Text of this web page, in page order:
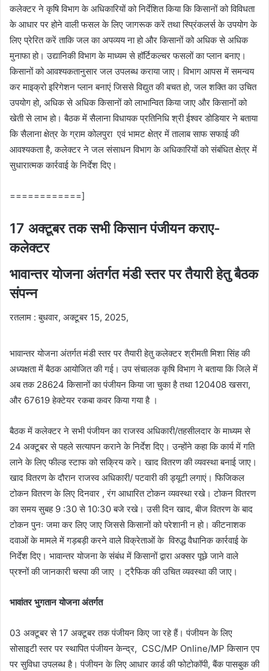
कलेक्टर ने कृषि विभाग के अधिकारियों को निर्देशित किया कि किसानों को विविधता
के आधार पर होने वाली फसल के लिए जागरूक करें तथा स्प्रिंकलर्स के उपयोग के
लिए प्रेरित करें ताकि जल का अपव्यय ना हो और किसानों को अधिक से अधिक
मुनाफा हो। उद्यानिकी विभाग के माध्यम से हॉर्टिकल्चर फसलों का प्लान बनाए।
किसानों को आवश्यकतानुसार जल उपलब्ध कराया जाए। विभाग आपस में समन्वय
कर माइक्रो इरिगेशन प्लान बनाएं जिससे विद्युत की बचत हो, जल शक्ति का उचित
उपयोग हो, अधिक से अधिक किसानों को लाभान्वित किया जाए और किसानों को
खेती से लाभ हो। बैठक में सैलाना विधायक प्रतिनिधि श्री ईश्वर डोडियार ने बताया
कि सैलाना क्षेत्र के ग्राम कोलपुरा एवं भामट क्षेत्र में तालाब साफ सफाई की
आवश्यकता है, कलेक्टर ने जल संसाधन विभाग के अधिकारियों को संबंधित क्षेत्र में
सुधारात्मक कार्रवाई के निर्देश दिए।
============]
17 अक्टूबर तक सभी किसान पंजीयन कराए-
कलेक्टर
भावान्तर योजना अंतर्गत मंडी स्तर पर तैयारी हेतु बैठक
संपन्न
रतलाम : बुधवार, अक्टूबर 15, 2025,
भावान्तर योजना अंतर्गत मंडी स्तर पर तैयारी हेतु कलेक्टर श्रीमती मिशा सिंह की
अध्यक्षता में बैठक आयोजित की गई। उप संचालक कृषि विभाग ने बताया कि जिले में
अब तक 28624 किसानों का पंजीयन किया जा चुका है तथा 120408 खसरा,
और 67619 हेक्टेयर रकबा कवर किया गया है ।
बैठक में कलेक्टर ने सभी पंजीयन का राजस्व अधिकारी/तहसीलदार के माध्यम से
24 अक्टूबर से पहले सत्यापन कराने के निर्देश दिए। उन्होंने कहा कि कार्य में गति
लाने के लिए फील्ड स्टाफ को सक्रिय करे। खाद वितरण की व्यवस्था बनाई जाए।
खाद वितरण के दौरान राजस्व अधिकारी/ पटवारी की ड्यूटी लगाएं। फिजिकल
टोकन वितरण के लिए दिनवार , रंग आधारित टोकन व्यवस्था रखे। टोकन वितरण
का समय सुबह 9 :30 से 10:30 बजे रखे। उसी दिन खाद, बीज वितरण के बाद
टोकन पुनः जमा कर लिए जाए जिससे किसानों को परेशानी न हो। कीटनाशक
दवाओं के मामले में गड़बड़ी करने वाले विक्रेताओं के विरुद्ध वैधानिक कार्रवाई के
निर्देश दिए। भावान्तर योजना के संबंध में किसानों द्वारा अक्सर पूछे जाने वाले
प्रश्नों की जानकारी चस्पा की जाए । ट्रैफिक की उचित व्यवस्था की जाए।
भावांतर भुगतान योजना अंतर्गत
03 अक्टूबर से 17 अक्टूबर तक पंजीयन किए जा रहे हैं। पंजीयन के लिए
सोसाइटी स्तर पर स्थापित पंजीयन केन्द्र, CSC/MP Online/MP किसान एप
पर सुविधा उपलब्ध है। पंजीयन के लिए आधार कार्ड की फोटोकॉपी, बैंक पासबुक की